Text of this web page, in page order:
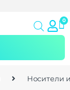
Носители